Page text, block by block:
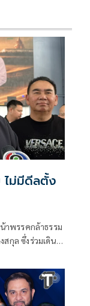
ไม่มีดีลตั้ง
าพรรคกล้าธรรม
กุล ซึ่งร่วมเดิน
แนวทางการ
างต่อไปยัง